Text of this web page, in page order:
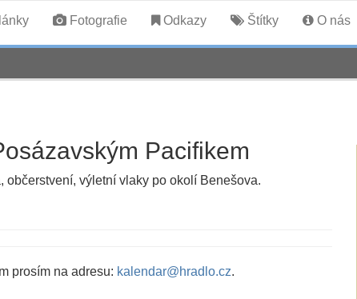
Fotografie Odkazy Štítky O nás
Pacifikem
výletní vlaky po okolí Benešova.
prosím na adresu: kalendar@hradlo.cz.